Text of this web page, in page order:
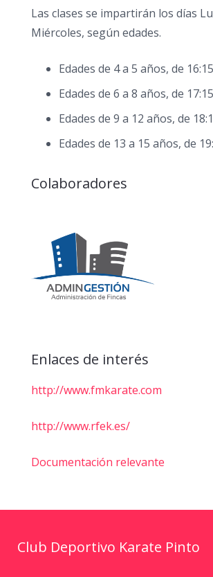
Las clases se impartirán los días
Miércoles, según edades.
Edades de 4 a 5 años, de
Edades de 6 a 8 años, de
Edades de 9 a 12 años, de
Edades de 13 a 15 años, de
Colaboradores
Enlaces de interés
http://www.fmkarate.com
http://www.rfek.es/
Documentación relevante
Club Deportivo Karate Pinto